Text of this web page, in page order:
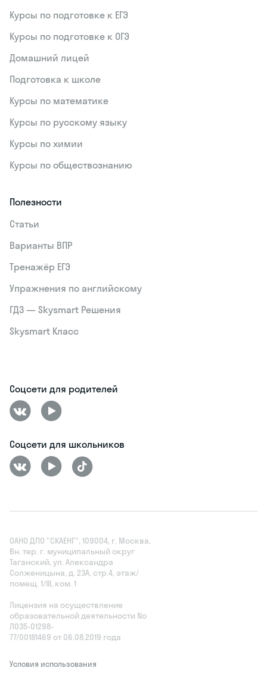
Курсы по подготовке к ЕГЭ
Курсы по подготовке к ОГЭ
Домашний лицей
Подготовка к школе
Курсы по математике
Курсы по русскому языку
Курсы по химии
Курсы по обществознанию
Полезности
Статьи
Варианты ВПР
Тренажёр ЕГЭ
Упражнения по английскому
ГДЗ — Skysmart Решения
Skysmart Класс
Соцсети для родителей
Соцсети для школьников
ОАНО ДПО "СКАЕНГ", 109004, г. Москва,
Вн. тер. г. муниципальный округ
Таганский, ул. Александра
Солженицына, д. 23А, стр.4, этаж/
помещ. 1/III, ком. 1
Лицензия на осуществление
образовательной деятельности No
Л035‑01298-
77/00181469 от 06.08.2019 года
Условия использования